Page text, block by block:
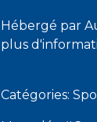
Hébergé par
plus
Catégories: